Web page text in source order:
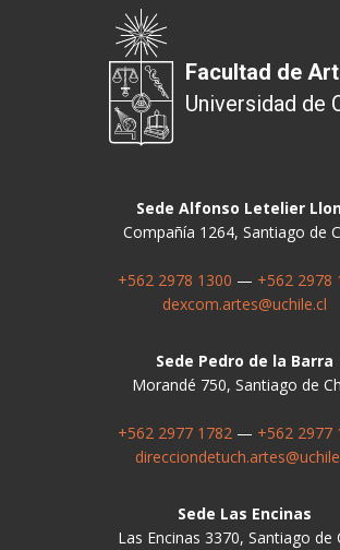
Facultad de
Universidad de
Sede Alfonso Letelier
Compañía 1264, Santiago de
+562 2978 1300 — +562 2978
dexcom.artes@uchile.cl
Sede Pedro de la Barra
Morandé 750, Santiago de
+562 2977 1782— +562 2977
Sede Las Encinas
Las Encinas 3370, Santiago de